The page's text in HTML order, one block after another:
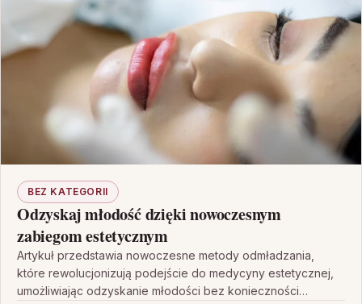
BEZ KATEGORII
Odzyskaj młodość dzięki nowoczesnym
zabiegom estetycznym
Artykuł przedstawia nowoczesne metody odmładzania,
które rewolucjonizują podejście do medycyny estetycznej,
umożliwiając odzyskanie młodości bez konieczności